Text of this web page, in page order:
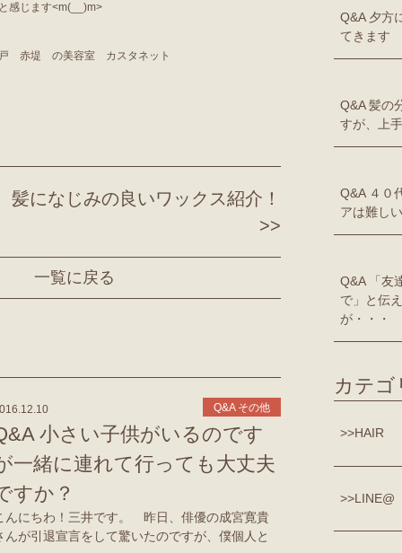
感じます<m(__)m>
赤堤 の美容室 カスタネット
髪になじみの良いワックス紹介！
>>
一覧に戻る
Q&A その他
小さい子供がいるのです
一緒に連れて行っても大丈夫
すか？
んにちわ！三井です。 昨日、俳優の成宮寛貴
んが引退宣言をして驚いたのですが、僕個人と
Q&A 夕方
てきます
Q&A 髪の
すが、上
Q&A ４０
アは難し
Q&A 「友
で」と伝
が・・・
カテゴ
HAIR
LINE@